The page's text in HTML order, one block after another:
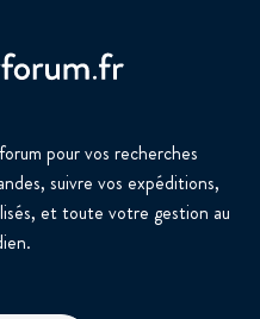
pour vos recherches
suivre vos expéditions,
et toute votre gestion au